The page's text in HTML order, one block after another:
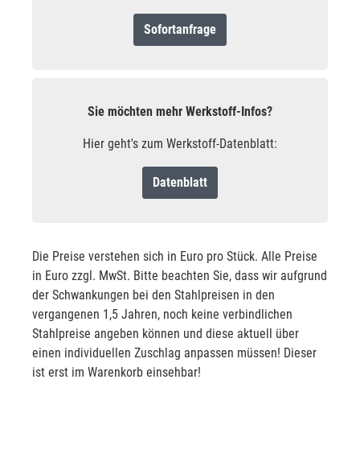
Sofortanfrage
Sie möchten mehr Werkstoff-Infos?
Hier geht's zum Werkstoff-Datenblatt:
Datenblatt
Die Preise verstehen sich in Euro pro Stück. Alle Preise
in Euro zzgl. MwSt. Bitte beachten Sie, dass wir aufgrund
der Schwankungen bei den Stahlpreisen in den
vergangenen 1,5 Jahren, noch keine verbindlichen
Stahlpreise angeben können und diese aktuell über
einen individuellen Zuschlag anpassen müssen! Dieser
ist erst im Warenkorb einsehbar!